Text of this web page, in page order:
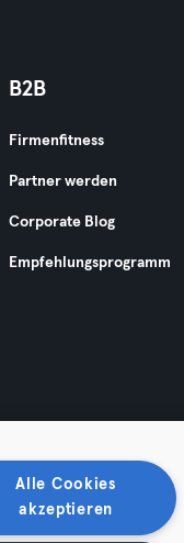
B2B
Firmenfitness
Partner werden
Corporate Blog
Empfehlungsprogramm
Alle Cookies
akzeptieren